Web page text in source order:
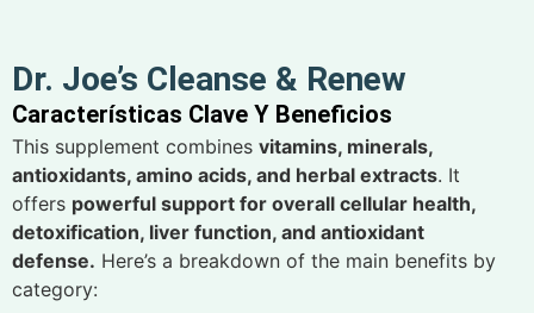
Dr. Joe’s Cleanse & Renew
Características Clave Y Beneficios
This supplement combines vitamins, minerals,
antioxidants, amino acids, and herbal extracts. It
offers powerful support for overall cellular health,
detoxification, liver function, and antioxidant
defense. Here’s a breakdown of the main benefits by
category: